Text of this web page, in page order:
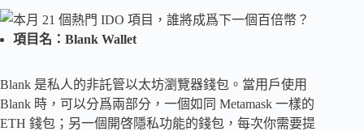
項目名：Blank Wallet
Blank 是私人的非託管以太坊瀏覽器錢包。當用戶使用
Blank 時，可以分爲兩部分，一個如同 Metamask 一樣的
ETH 錢包；另一個開啓隱私功能的錢包，每次你需要提